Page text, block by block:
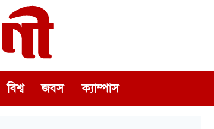
বিশ্ব জবস ক্যাম্পাস